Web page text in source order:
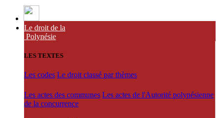
Le droit de la
Polynésie
LES TEXTES
Les codes Le droit classé par thèmes
Les actes des communes Les actes de l'Autorité polynésienne
de la concurrence